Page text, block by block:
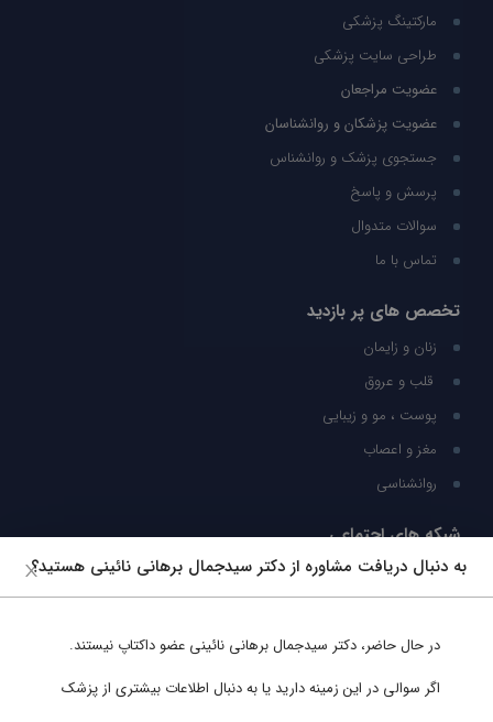
مارکتینگ پزشکی
طراحی سایت پزشکی
عضویت مراجعان
عضویت پزشکان و روانشناسان
جستجوی پزشک و روانشناس
پرسش و پاسخ
سوالات متدوال
تماس با ما
تخصص های پر بازدید
زنان و زایمان
قلب و عروق
پوست ، مو و زیبایی
مغز و اعصاب
روانشناسی
شبکه های اجتماعی
ما را در شبکه های اجتماعی دنبال کنید
به دنبال دریافت مشاوره از دکتر سیدجمال برهانی نائینی هستید؟
در حال حاضر، دکتر سیدجمال برهانی نائینی عضو داکتاپ نیستند.
اگر سوالی در این زمینه دارید یا به دنبال اطلاعات بیشتری از پزشک